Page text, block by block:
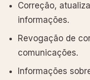
Correção,
informações.
Revogação de
comunicações.
Informações